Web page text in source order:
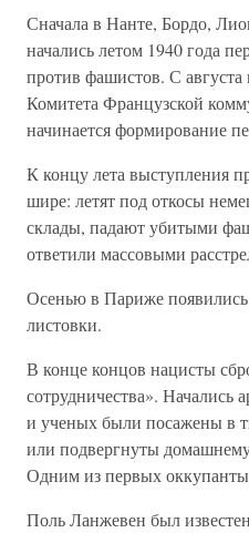
Сначала в Нанте, Бордо,
начались летом 1940 года
против фашистов. С
Комитета Французской
начинается формирование
К концу лета выступления
шире: летят под откосы
склады, падают убитыми
ответили массовыми
Осенью в Париже появились
листовки.
В конце концов нацисты
сотрудничества». Начались
и ученых были посажены в
или подвергнуты
Одним из первых
Поль Ланжевен был